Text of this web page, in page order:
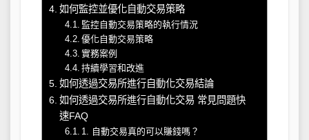
如何監控並優化自動交易策略
監控自動交易策略的執行情況
優化自動交易策略
實務案例
持續學習和改進
如何透過交易所進行自動化交易結論
如何透過交易所進行自動化交易 常見問題快
速FAQ
1. 自動交易真的可以賺錢嗎？